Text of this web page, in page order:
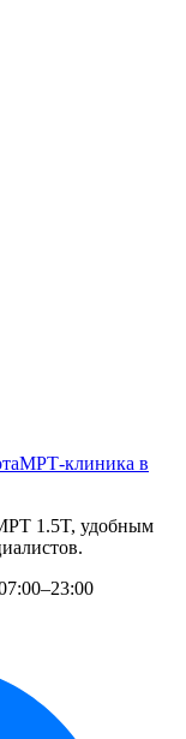
МРТ‑клиника в
1.5T, удобным